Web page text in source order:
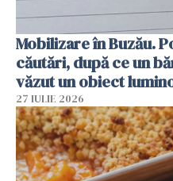
Mobilizare în Buzău.
căutări, după ce un
văzut un obiect
27 IULIE 2026